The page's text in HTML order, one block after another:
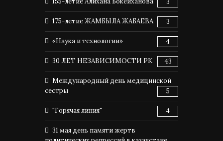
3
175-летие ЖАМБЫЛА ЖАБАЕВА 3
«Наука и технологии» 4
30 ЛЕТ НЕЗАВИСИМОСТИ РК 43
Международный день медицинской
сестры
5
"Горячая линия" 4
31 мая день памяти жертв